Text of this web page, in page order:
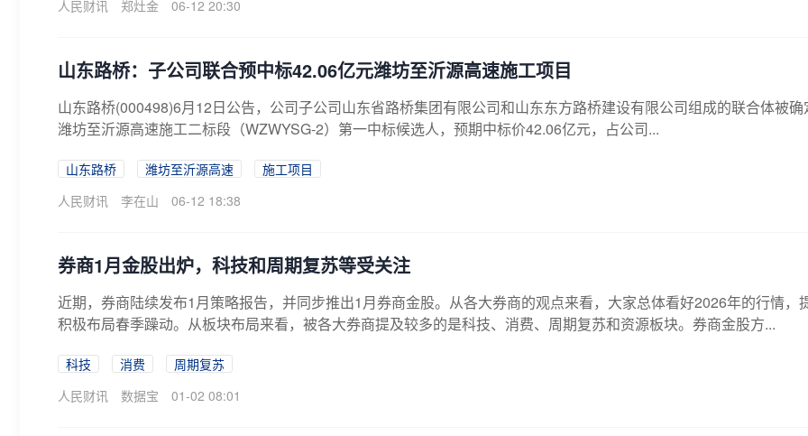
人民财讯
郑灶金 06-12 20:30
山东路桥：子公司联合预中标42.06亿元潍坊至沂源高速施工项目
山东路桥(000498)6月12日公告，公司子公司山东省路桥集团有限公司和山东东方路桥建设有限公司组成的联合体被确
潍坊至沂源高速施工二标段（WZWYSG-2）第一中标候选人，预期中标价42.06亿元，占公司...
山东路桥 潍坊至沂源高速
施工项目
人民财讯
李在山 06-12 18:38
券商1月金股出炉，科技和周期复苏等受关注
近期，券商陆续发布1月策略报告，并同步推出1月券商金股。从各大券商的观点来看，大家总体看好2026年的行情，
积极布局春季躁动。从板块布局来看，被各大券商提及较多的是科技、消费、周期复苏和资源板块。券商金股方...
科技 消费
周期复苏
人民财讯
数据宝 01-02 08:01